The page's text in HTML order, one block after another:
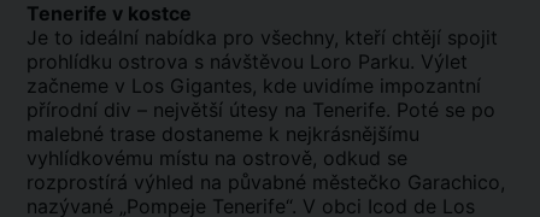
Tenerife v kostce
Je to ideální nabídka pro všechny, kteří chtějí spojit
prohlídku ostrova s návštěvou Loro Parku. Výlet
začneme v Los Gigantes, kde uvidíme impozantní
přírodní div – největší útesy na Tenerife. Poté se po
malebné trase dostaneme k nejkrásnějšímu
vyhlídkovému místu na ostrově, odkud se
rozprostírá výhled na půvabné městečko Garachico,
nazývané „Pompeje Tenerife“. V obci Icod de Los